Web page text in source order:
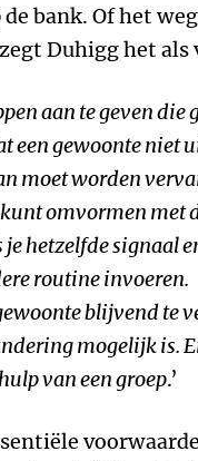
de bank. Of het
Duhigg het als
aan te geven die
een gewoonte niet
moet worden
omvormen met
hetzelfde signaal
routine invoeren.
blijvend te
mogelijk is.
van een groep.’